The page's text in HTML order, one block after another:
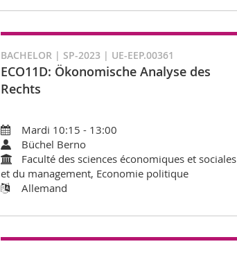
BACHELOR | SP-2023 | UE-EEP.00361
ECO11D: Ökonomische Analyse des
Rechts
Mardi 10:15 - 13:00
Büchel Berno
Faculté des sciences économiques et sociales
et du management, Economie politique
Allemand